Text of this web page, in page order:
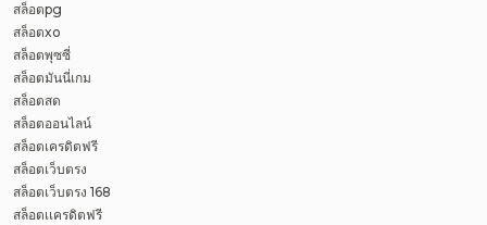
สล็อตpg
สล็อตxo
สล็อตพุซซี่
สล็อตมันนี่เกม
สล็อตสด
สล็อตออนไลน์
สล็อตเครดิตฟรี
สล็อตเว็บตรง
สล็อตเว็บตรง 168
สล็อตเเครดิตฟรี